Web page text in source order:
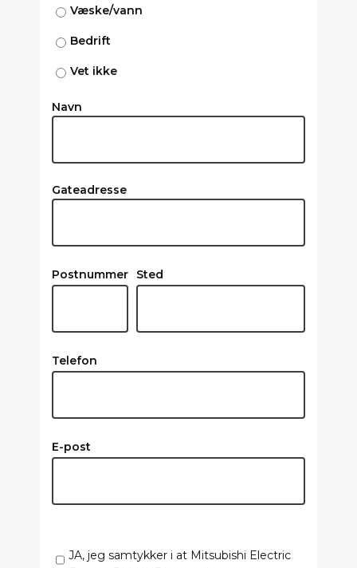
Væske/vann
Bedrift
Vet ikke
Navn
Gateadresse
Postnummer Sted
Telefon
E-post
JA, jeg samtykker i at Mitsubishi Electric